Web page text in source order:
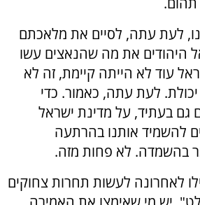
לעת עתה, לסיים את מלאכתם
היהודים את מה שהנאצים עשו
עוד לא הייתה קיימת, זה לא
לעת עתה, כאמור. כדי
גם בעתיד, על מדינת ישראל
להשמיד אותנו בהרתעה
בהשמדה. לא פחות מזה.
לאחרונה לעשות תחרות צחוקים